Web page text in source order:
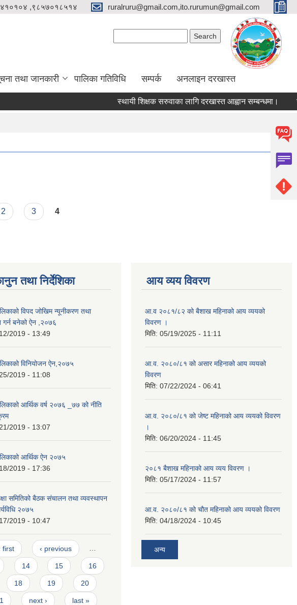
,९८५७०१८५१४ ruralruru@gmail.com,ito.rurumun@gmail.com
तथा जानकारी पालिका गतिविधि सम्पर्क अनलाइन दरखास्त
स्थायी शिक्षक सरुवाका लागि दरखास्त आह्वान सम्बन्धमा।
2 3 4
तथा निर्देशिका
विपद जोखिम न्यूनीकरण तथा
गर्न बनेको ऐन ,२०७६
2019 - 13:49
विनियोजन ऐन,२०७५
2019 - 11:08
आर्थिक वर्ष २०७६ _७७ को नीति
2019 - 13:07
आर्थिक ऐन २०७५
2019 - 17:36
समितिको बैठक संचालन तथा व्यवस्थापन
२०७५
2019 - 10:47
first ‹ previous …
14 15 16
18 19 20
next › last »
आय व्यय विवरण
आ.व २०८१/८२ को बैशाख महिनाको आय व्ययको
विवरण ।
मिति: 05/19/2025 - 11:11
आ.व. २०८०/८१ को असार महिनाको आय व्ययको
विवरण
मिति: 07/22/2024 - 06:41
आ.व. २०८०/८१ को जेष्ट महिनाको आय व्ययको विवरण
।
मिति: 06/20/2024 - 11:45
२०८१ बैशाख महिनाको आय व्यय विवरण ।
मिति: 05/17/2024 - 11:57
आ.व. २०८०/८१ को चौत महिनाको आय व्ययको विवरण
मिति: 04/18/2024 - 10:45
अन्य